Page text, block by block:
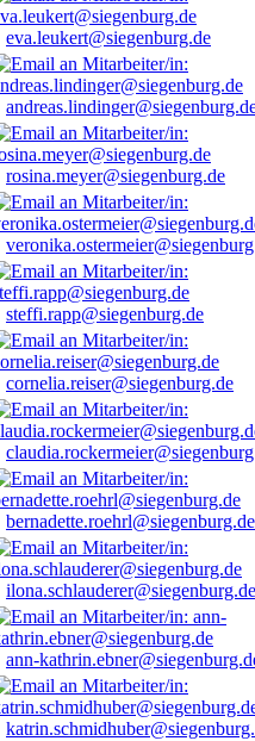
eva.leukert@siegenburg.de
rosina.meyer@siegenburg.de
steffi.rapp@siegenburg.de
cornelia.reiser@siegenburg.de
bernadette.roehrl@siegenburg.de
ilona.schlauderer@siegenburg.de
ann-